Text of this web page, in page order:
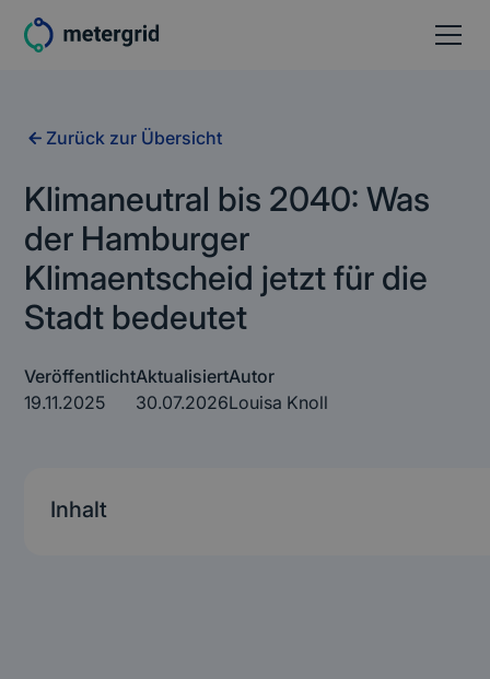
Zurück zur Übersicht
Klimaneutral bis 2040: Was
der Hamburger
Klimaentscheid jetzt für die
Stadt bedeutet
Veröffentlicht
19.11.2025
Aktualisiert
30.07.2026
Autor
Louisa Knoll
Inhalt